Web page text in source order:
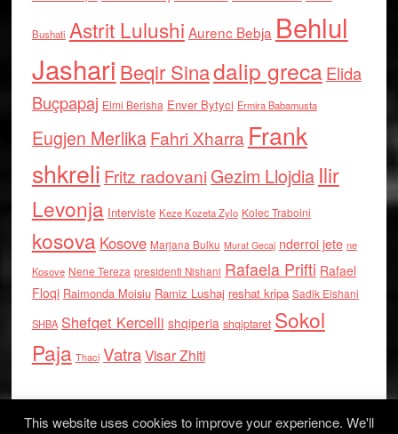
Bushati Astrit Lulushi Aurenc Bebja Behlul
Jashari Beqir Sinadalip grecaElida
Buçpapaj Elmi Berisha Enver Bytyci Ermira Babamusta
Eugjen MerlikaFahri Xharra Frank
shkreli Fritz radovaniGezim Llojdia Ilir
Levonja Interviste Keze Kozeta Zylo Kolec Traboini
kosova Kosove Marjana Bulku Murat Gecaj nderroi jete ne
Kosove Nene Tereza presidenti Nishani Rafaela Prifti Rafael
Floqi Raimonda Moisiu Ramiz Lushaj reshat kripa Sadik Elshani
SHBA Shefqet Kercelli shqiperia shqiptaret Sokol
Paja Thaci VatraVisar Zhiti
This website uses cookies to improve your experience. We'll